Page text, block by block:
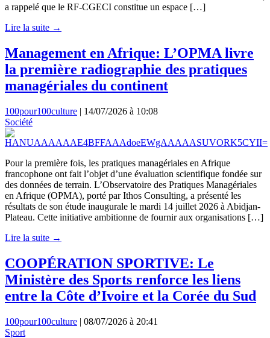
a rappelé que le RF-CGECI constitue un espace […]
Lire la suite →
Management en Afrique: L’OPMA livre
la première radiographie des pratiques
managériales du continent
100pour100culture | 14/07/2026 à 10:08
Société
Pour la première fois, les pratiques managériales en Afrique
francophone ont fait l’objet d’une évaluation scientifique fondée sur
des données de terrain. L’Observatoire des Pratiques Managériales
en Afrique (OPMA), porté par Ithos Consulting, a présenté les
résultats de son étude inaugurale le mardi 14 juillet 2026 à Abidjan-
Plateau. Cette initiative ambitionne de fournir aux organisations […]
Lire la suite →
COOPÉRATION SPORTIVE: Le
Ministère des Sports renforce les liens
entre la Côte d’Ivoire et la Corée du Sud
100pour100culture | 08/07/2026 à 20:41
Sport